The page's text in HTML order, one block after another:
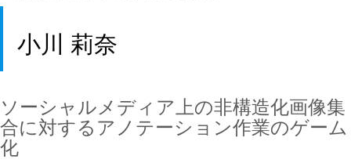
小川 莉奈
ソーシャルメディア上の非構造化画像集
合に対するアノテーション作業のゲーム
化